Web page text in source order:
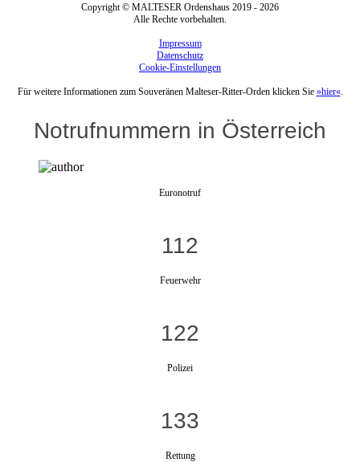
Copyright © MALTESER Ordenshaus 2019 - 2026
Alle Rechte vorbehalten.
Impressum
Datenschutz
Cookie-Einstellungen
Für weitere Informationen zum Souveränen Malteser-Ritter-Orden klicken Sie »hier«.
Notrufnummern in Österreich
Euronotruf
112
Feuerwehr
122
Polizei
133
Rettung